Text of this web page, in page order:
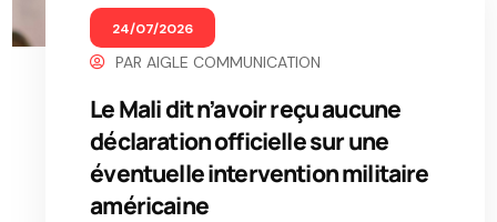
24/07/2026
PARAIGLE COMMUNICATION
Le Mali dit n’avoir reçu aucune
déclaration officielle sur une
éventuelle intervention militaire
américaine